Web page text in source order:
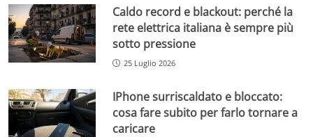
Caldo record e blackout: perché la
rete elettrica italiana è sempre più
sotto pressione
25 Luglio 2026
IPhone surriscaldato e bloccato:
cosa fare subito per farlo tornare a
caricare